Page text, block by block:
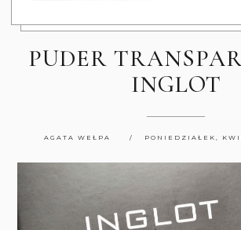
PUDER
INGLOT
AGATA WEŁPA PONIEDZIAŁEK,